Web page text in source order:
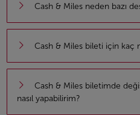
Cash & Miles neden bazı
Cash & Miles bileti için kaç
Cash & Miles biletimde
nasıl yapabilirim?